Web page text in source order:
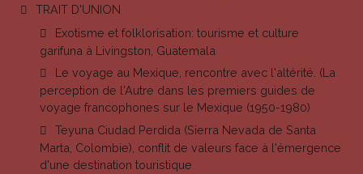
TRAIT D'UNION
Exotisme et folklorisation: tourisme et culture
garifuna à Livingston, Guatemala
Le voyage au Mexique, rencontre avec l'altérité. (La
perception de l'Autre dans les premiers guides de
voyage francophones sur le Mexique (1950-1980)
Teyuna Ciudad Perdida (Sierra Nevada de Santa
Marta, Colombie), conflit de valeurs face à l'émergence
d'une destination touristique